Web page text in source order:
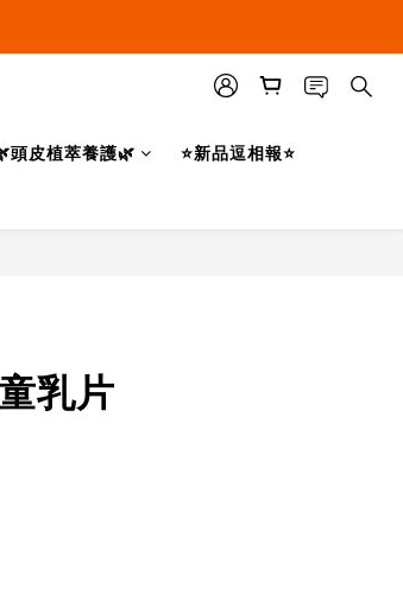
頭皮植萃養護🌿 ⭐新品逗相報⭐
乳片